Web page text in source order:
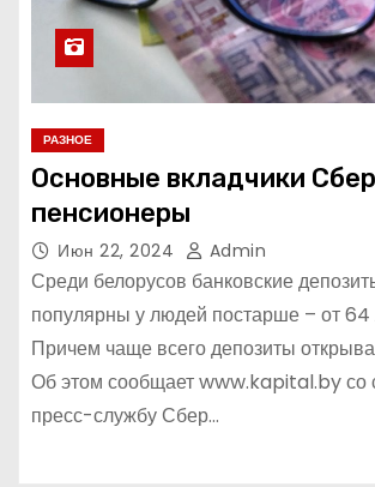
РАЗНОЕ
Основные вкладчики
пенсионеры
Июн 22, 2024 Admin
Среди белорусов банковские
популярны у людей постарше – от
Причем чаще всего депозиты
Об этом сообщает www.kapital.by со
пресс-службу Сбер…